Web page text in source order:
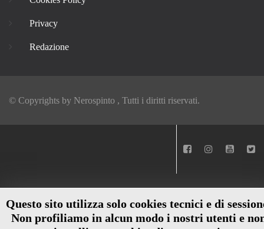
Questo sito utilizza solo cookies tecnici e di
Non profiliamo in alcun modo i nostri utenti e
Privacy
Redazione
© Copyrights by Nerospinto , Tutti i diritti riservati.